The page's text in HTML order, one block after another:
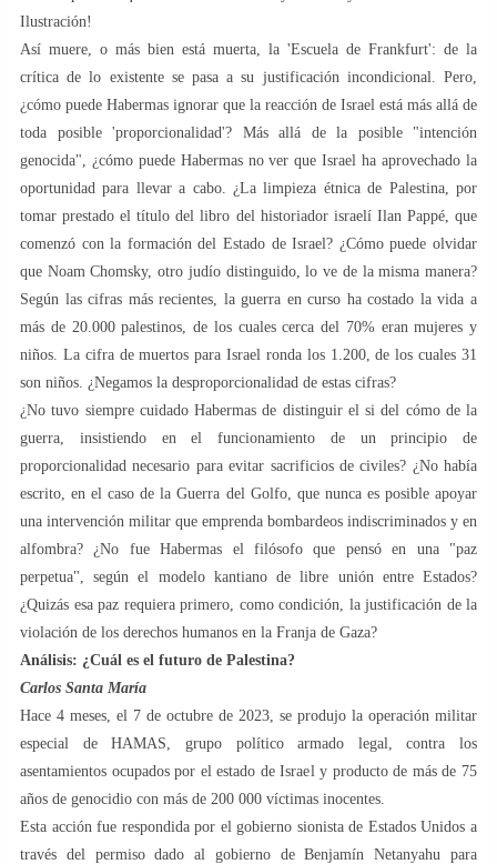
Ilustración!
Así muere, o más bien está muerta, la 'Escuela de Frankfurt': de la
crítica de lo existente se pasa a su justificación incondicional. Pero,
¿cómo puede Habermas ignorar que la reacción de Israel está más allá de
toda posible 'proporcionalidad'? Más allá de la posible "intención
genocida", ¿cómo puede Habermas no ver que Israel ha aprovechado la
oportunidad para llevar a cabo. ¿La limpieza étnica de Palestina, por
tomar prestado el título del libro del historiador israelí Ilan Pappé, que
comenzó con la formación del Estado de Israel? ¿Cómo puede olvidar
que Noam Chomsky, otro judío distinguido, lo ve de la misma manera?
Según las cifras más recientes, la guerra en curso ha costado la vida a
más de 20.000 palestinos, de los cuales cerca del 70% eran mujeres y
niños. La cifra de muertos para Israel ronda los 1.200, de los cuales 31
son niños. ¿Negamos la desproporcionalidad de estas cifras?
¿No tuvo siempre cuidado Habermas de distinguir el si del cómo de la
guerra, insistiendo en el funcionamiento de un principio de
proporcionalidad necesario para evitar sacrificios de civiles? ¿No había
escrito, en el caso de la Guerra del Golfo, que nunca es posible apoyar
una intervención militar que emprenda bombardeos indiscriminados y en
alfombra? ¿No fue Habermas el filósofo que pensó en una "paz
perpetua", según el modelo kantiano de libre unión entre Estados?
¿Quizás esa paz requiera primero, como condición, la justificación de la
violación de los derechos humanos en la Franja de Gaza?
Análisis: ¿Cuál es el futuro de Palestina?
Carlos Santa María
Hace 4 meses, el 7 de octubre de 2023, se produjo la operación militar
especial de HAMAS, grupo político armado legal, contra los
asentamientos ocupados por el estado de Israel y producto de más de 75
años de genocidio con más de 200 000 víctimas inocentes.
Esta acción fue respondida por el gobierno sionista de Estados Unidos a
través del permiso dado al gobierno de Benjamín Netanyahu para